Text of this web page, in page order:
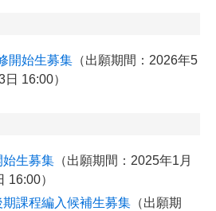
開始生募集 （出願期間：2026年5
16:00）
始生募集 （出願期間：2025年1月
16:00）
課程編入候補生募集 （出願期